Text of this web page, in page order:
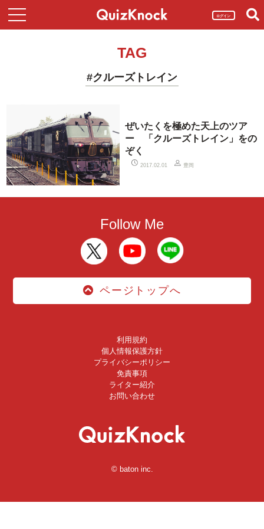
ログイン
TAG
#クルーズトレイン
ぜいたくを極めた天上のツア
ー 「クルーズトレイン」をの
ぞく
2017.02.01 豊岡
Follow Me
ページトップへ
利用規約
個人情報保護方針
プライバシーポリシー
免責事項
ライター紹介
お問い合わせ
© baton inc.